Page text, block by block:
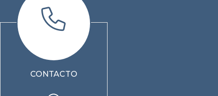
CONTACTO